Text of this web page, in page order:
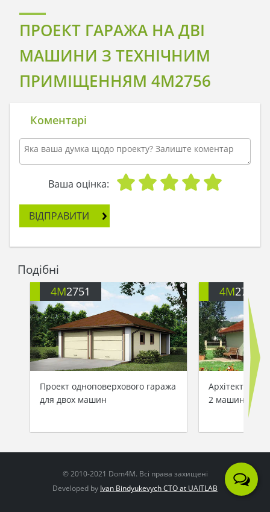
ПРОЕКТ ГАРАЖА НА ДВІ
МАШИНИ З ТЕХНІЧНИМ
ПРИМІЩЕННЯМ 4M2756
Коментарі
Ваша оцінка:
ВІДПРАВИТИ
Подібні
4M2751
Проект одноповерхового гаража
для двох машин
4M2770
2 машини
© 2010-2021 Dom4M. Всі права захищені
Developed by Ivan Bindyukevych CTO at UAITLAB